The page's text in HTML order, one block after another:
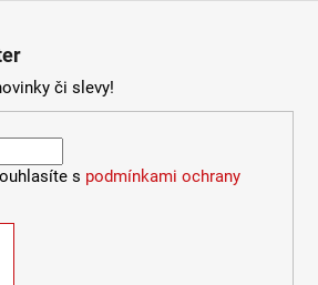
či slevy!
s podmínkami ochrany